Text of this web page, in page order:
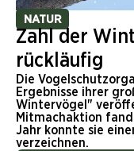
NATUR
Zahl der
rückläufig
Die
Ergebnisse ihrer
Wintervögel"
Mitmachaktion
Jahr konnte sie
verzeichnen.